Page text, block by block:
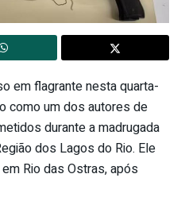
em flagrante nesta quarta-
como um dos autores de
durante a madrugada
dos Lagos do Rio. Ele
Rio das Ostras, após